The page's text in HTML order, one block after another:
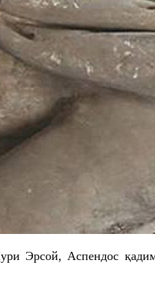
Эрсой, Аспендос